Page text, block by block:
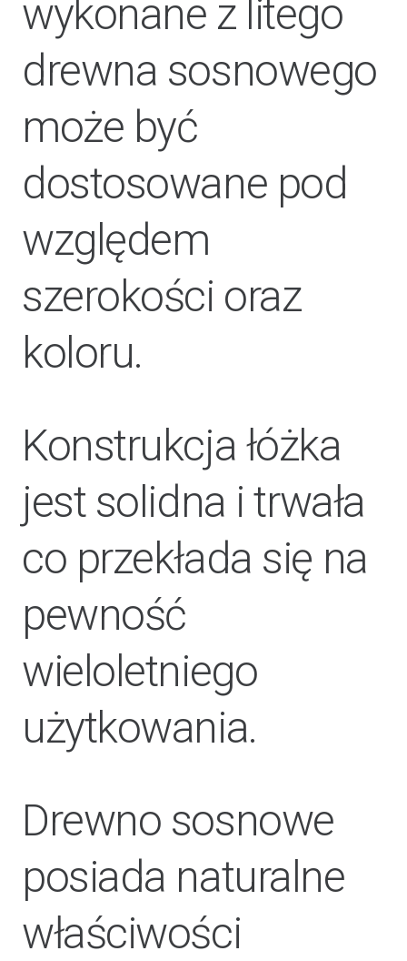
wykonane z litego
drewna sosnowego
może być
dostosowane pod
względem
szerokości oraz
koloru.
Konstrukcja łóżka
jest solidna i trwała
co przekłada się na
pewność
wieloletniego
użytkowania.
Drewno sosnowe
posiada naturalne
właściwości